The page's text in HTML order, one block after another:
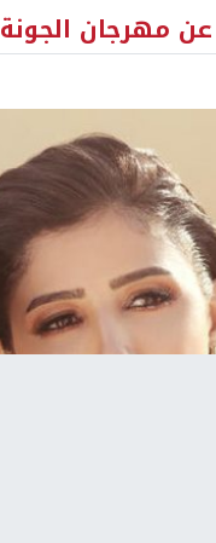
مهرجان الجونة